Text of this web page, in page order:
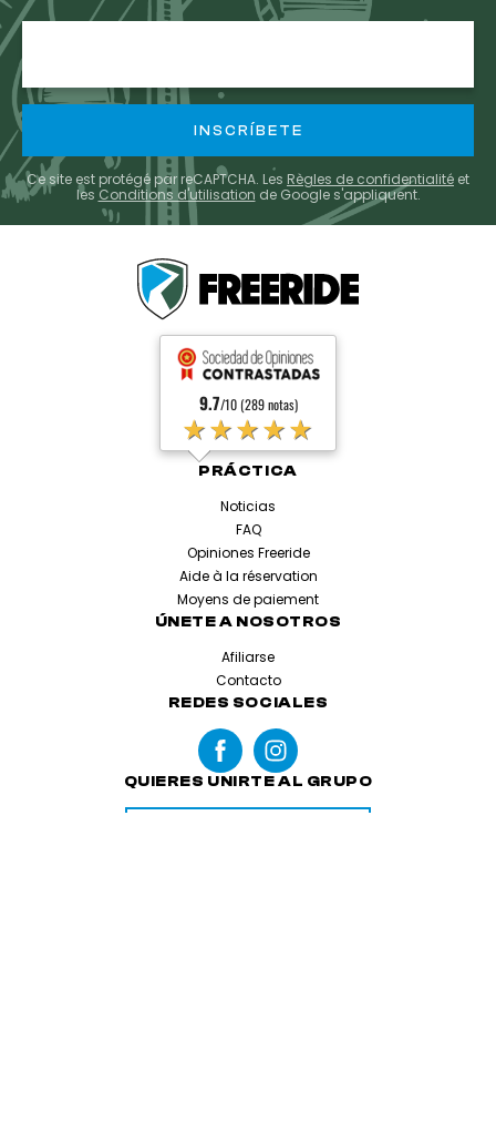
Ce site est protégé par reCAPTCHA. Les Règles de confidentialité et
les Conditions d'utilisation de Google s'appliquent.
9.7/10 (289 notas)
★★★★★
PRÁCTICA
Noticias
FAQ
Opiniones Freeride
Aide à la réservation
Moyens de paiement
ÚNETE A NOSOTROS
Afiliarse
Contacto
REDES SOCIALES
QUIERES UNIRTE AL GRUPO